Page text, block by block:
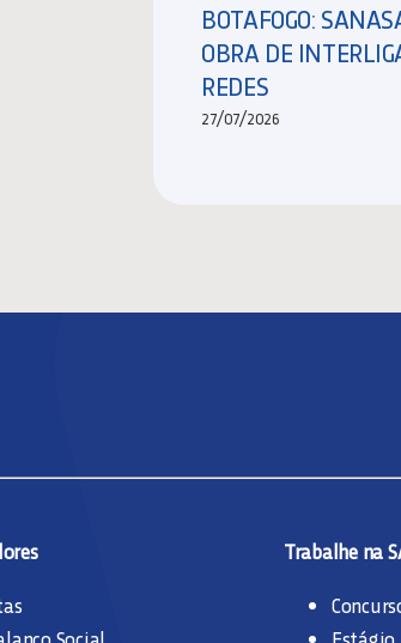
BOTAFOGO:
OBRA DE
REDES
27/07/2026
Trabalhe na